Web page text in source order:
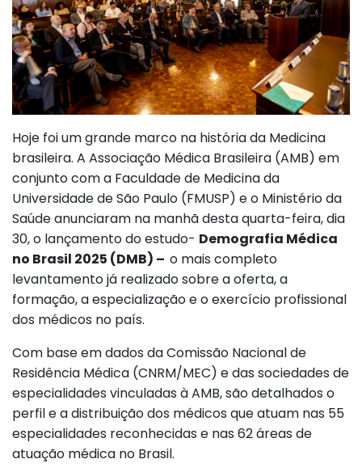
Hoje foi um grande marco na história da Medicina
brasileira. A Associação Médica Brasileira (AMB) em
conjunto com a Faculdade de Medicina da
Universidade de São Paulo (FMUSP) e o Ministério da
Saúde anunciaram na manhã desta quarta-feira, dia
30, o lançamento do estudo- Demografia Médica
no Brasil 2025 (DMB) – o mais completo
levantamento já realizado sobre a oferta, a
formação, a especialização e o exercício profissional
dos médicos no país.
Com base em dados da Comissão Nacional de
Residência Médica (CNRM/MEC) e das sociedades de
especialidades vinculadas à AMB, são detalhados o
perfil e a distribuição dos médicos que atuam nas 55
especialidades reconhecidas e nas 62 áreas de
atuação médica no Brasil.